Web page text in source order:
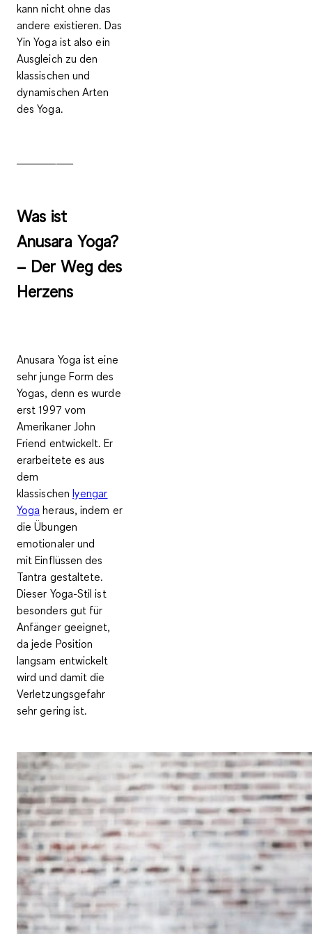
kann nicht ohne das
andere existieren. Das
Yin Yoga ist also ein
Ausgleich zu den
klassischen und
dynamischen Arten
des Yoga.
Was ist
Anusara Yoga?
– Der Weg des
Herzens
Anusara Yoga ist eine
sehr junge Form des
Yogas, denn es wurde
erst 1997 vom
Amerikaner John
Friend entwickelt. Er
erarbeitete es aus
dem
klassischen Iyengar
Yoga heraus, indem er
die Übungen
emotionaler und
mitEinflüssen des
Tantra gestaltete.
Dieser Yoga-Stil ist
besonders gut für
Anfänger geeignet,
da jede Position
langsam entwickelt
wird und damit die
Verletzungsgefahr
sehr gering ist.